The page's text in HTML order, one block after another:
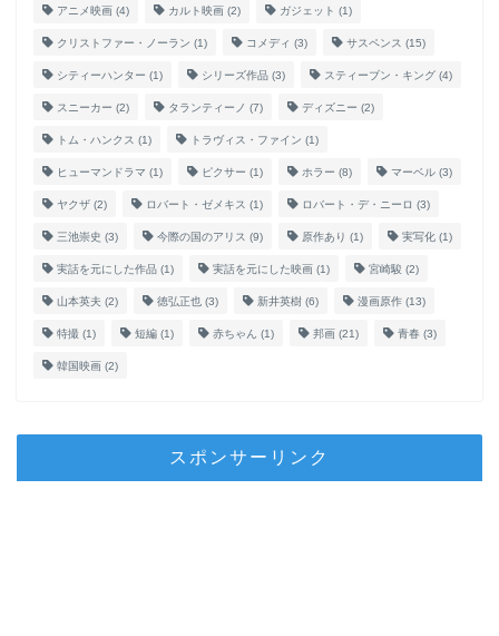
アニメ映画 (4) カルト映画 (2) ガジェット (1)
クリストファー・ノーラン (1) コメディ (3) サスペンス (15)
シティーハンター (1) シリーズ作品 (3) スティーブン・キング (4)
スニーカー (2) タランティーノ (7) ディズニー (2)
トム・ハンクス (1) トラヴィス・ファイン (1)
ヒューマンドラマ (1) ピクサー (1) ホラー (8) マーベル (3)
ヤクザ (2) ロバート・ゼメキス (1) ロバート・デ・ニーロ (3)
三池崇史 (3) 今際の国のアリス (9) 原作あり (1) 実写化 (1)
実話を元にした作品 (1) 実話を元にした映画 (1) 宮崎駿 (2)
山本英夫 (2) 徳弘正也 (3) 新井英樹 (6) 漫画原作 (13)
特撮 (1) 短編 (1) 赤ちゃん (1) 邦画 (21) 青春 (3)
韓国映画 (2)
スポンサーリンク